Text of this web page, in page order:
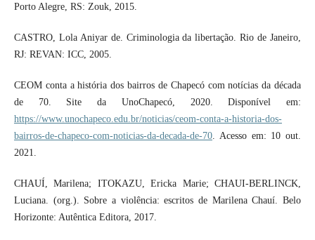
Porto Alegre, RS: Zouk, 2015.
CASTRO, Lola Aniyar de. Criminologia da libertação. Rio de Janeiro,
RJ: REVAN: ICC, 2005.
CEOM conta a história dos bairros de Chapecó com notícias da década
de 70. Site da UnoChapecó, 2020. Disponível em:
https://www.unochapeco.edu.br/noticias/ceom-conta-a-historia-dos-
bairros-de-chapeco-com-noticias-da-decada-de-70. Acesso em: 10 out.
2021.
CHAUÍ, Marilena; ITOKAZU, Ericka Marie; CHAUI-BERLINCK,
Luciana. (org.). Sobre a violência: escritos de Marilena Chauí. Belo
Horizonte: Autêntica Editora, 2017.